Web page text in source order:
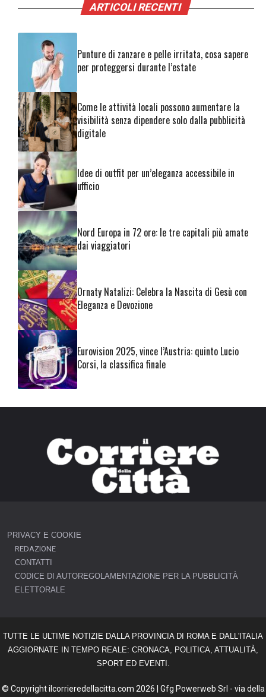
ARTICOLI RECENTI
Punture di zanzare e pelle irritata, cosa sapere
per proteggersi durante l’estate
Come le attività locali possono aumentare la
visibilità senza dipendere solo dalla pubblicità
digitale
Idee di outfit per un’eleganza accessibile in
ufficio
Nord Europa in 72 ore: le tre capitali più amate
dai viaggiatori
Ornaty Natalizi: Celebra la Nascita di Gesù con
Eleganza e Devozione
Eurovision 2025, vince l’Austria: quinto Lucio
Corsi, la classifica finale
PRIVACY E COOKIE
REDAZIONE
CONTATTI
CODICE DI AUTOREGOLAMENTAZIONE PER LA PUBBLICITÀ
ELETTORALE
TUTTE LE ULTIME NOTIZIE DALLA PROVINCIA DI ROMA E DALL'ITALIA
AGGIORNATE IN TEMPO REALE: CRONACA, POLITICA, ATTUALITÀ,
SPORT ED EVENTI.
© Copyright ilcorrieredellacitta.com 2026 | Gfg Powerweb Srl - via della